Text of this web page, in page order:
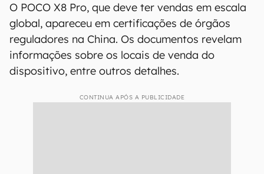
O POCO X8 Pro, que deve ter vendas em escala
global, apareceu em certificações de órgãos
reguladores na China. Os documentos revelam
informações sobre os locais de venda do
dispositivo, entre outros detalhes.
CONTINUA APÓS A PUBLICIDADE